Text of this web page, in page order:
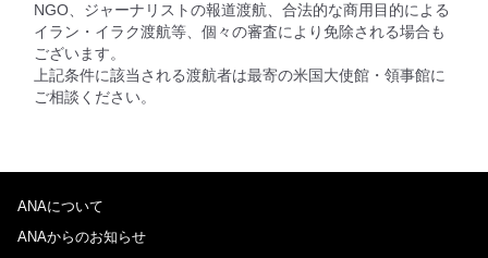
NGO、ジャーナリストの報道渡航、合法的な商用目的による
イラン・イラク渡航等、個々の審査により免除される場合も
ございます。
上記条件に該当される渡航者は最寄の米国大使館・領事館に
ご相談ください。
ANAについて
ANAからのお知らせ